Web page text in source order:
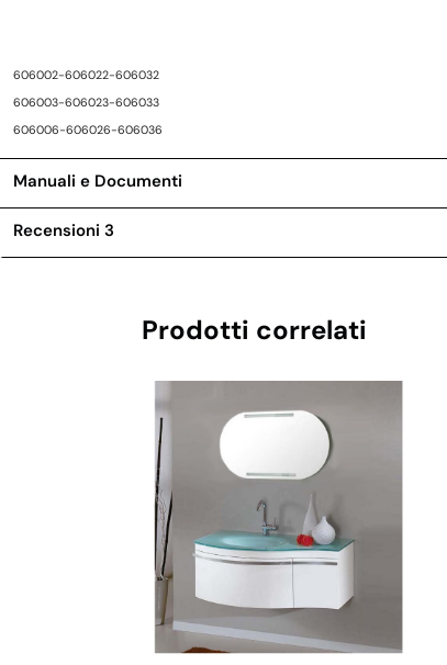
606002-606022-606032
606003-606023-606033
606006-606026-606036
Manuali e Documenti
Recensioni 3
Prodotti correlati